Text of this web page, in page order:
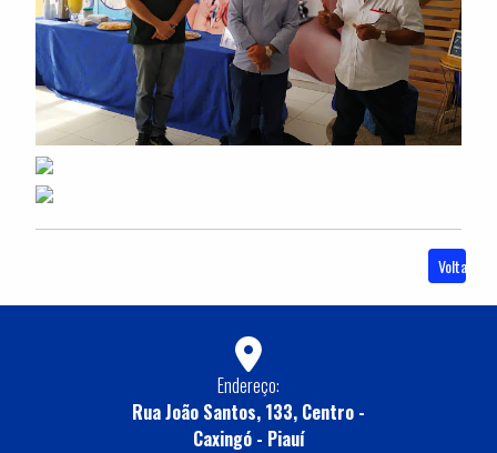
Voltar
Endereço:
Rua João Santos, 133, Centro -
Caxingó - Piauí